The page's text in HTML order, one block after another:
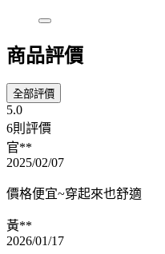
商品評價
全部評價
5.0
6則評價
官**
2025/02/07
價格便宜~穿起來也舒適
黃**
2026/01/17